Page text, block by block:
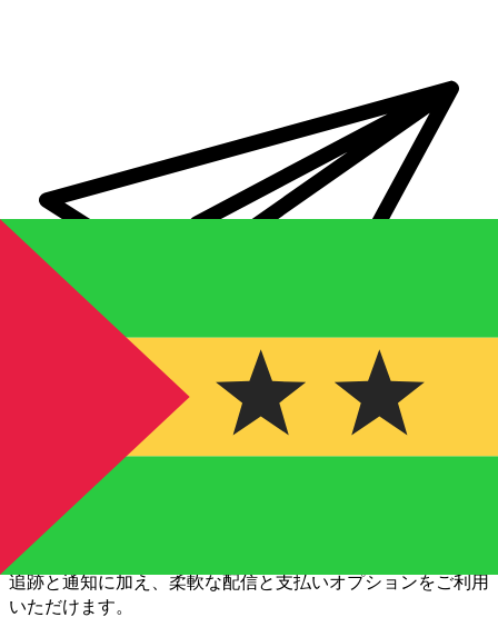
Xe 国際送金
オンラインの送金が迅速、安全、簡単に行えます。ライブの
追跡と通知に加え、柔軟な配信と支払いオプションをご利用
いただけます。